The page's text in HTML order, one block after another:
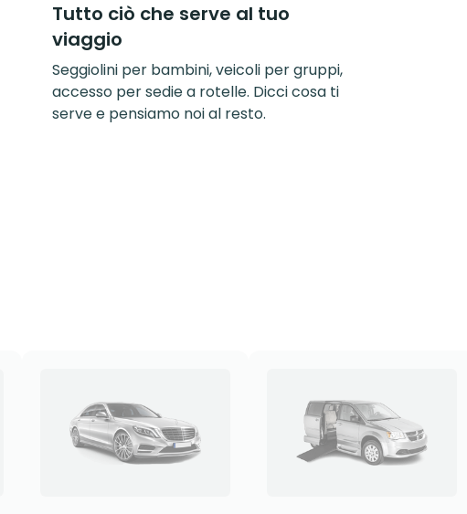
Tutto ciò che serve al tuo
viaggio
Seggiolini per bambini, veicoli per gruppi,
accesso per sedie a rotelle. Dicci cosa ti
serve e pensiamo noi al resto.